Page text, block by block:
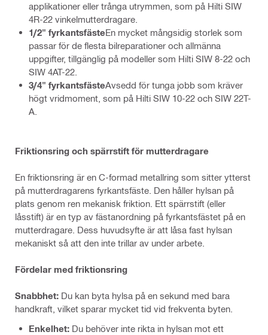
applikationer eller trånga utrymmen, som på Hilti SIW
4R-22 vinkelmutterdragare.
1/2" fyrkantsfästeEn mycket mångsidig storlek som
passar för de flesta bilreparationer och allmänna
uppgifter, tillgänglig på modeller som Hilti SIW 8-22 och
SIW 4AT-22.
3/4" fyrkantsfästeAvsedd för tunga jobb som kräver
högt vridmoment, som på Hilti SIW 10-22 och SIW 22T-
A.
Friktionsring och spärrstift för mutterdragare
En friktionsring är en C-formad metallring som sitter ytterst
på mutterdragarens fyrkantsfäste. Den håller hylsan på
plats genom ren mekanisk friktion. Ett spärrstift (eller
låsstift) är en typ av fästanordning på fyrkantsfästet på en
mutterdragare. Dess huvudsyfte är att låsa fast hylsan
mekaniskt så att den inte trillar av under arbete.
Fördelar med friktionsring
Snabbhet: Du kan byta hylsa på en sekund med bara
handkraft, vilket sparar mycket tid vid frekventa byten.
Enkelhet: Du behöver inte rikta in hylsan mot ett